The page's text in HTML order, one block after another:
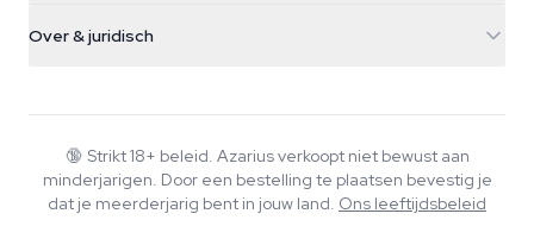
+31(0)204897914
Smokeshop
Retourbeleid
Veelgestelde vragen
Privacybeleid
Over & juridisch
Wiki
Schrijvers
🔞 Strikt 18+ beleid. Azarius verkoopt niet bewust aan
minderjarigen. Door een bestelling te plaatsen bevestig je
dat je meerderjarig bent in jouw land. Ons leeftijdsbeleid